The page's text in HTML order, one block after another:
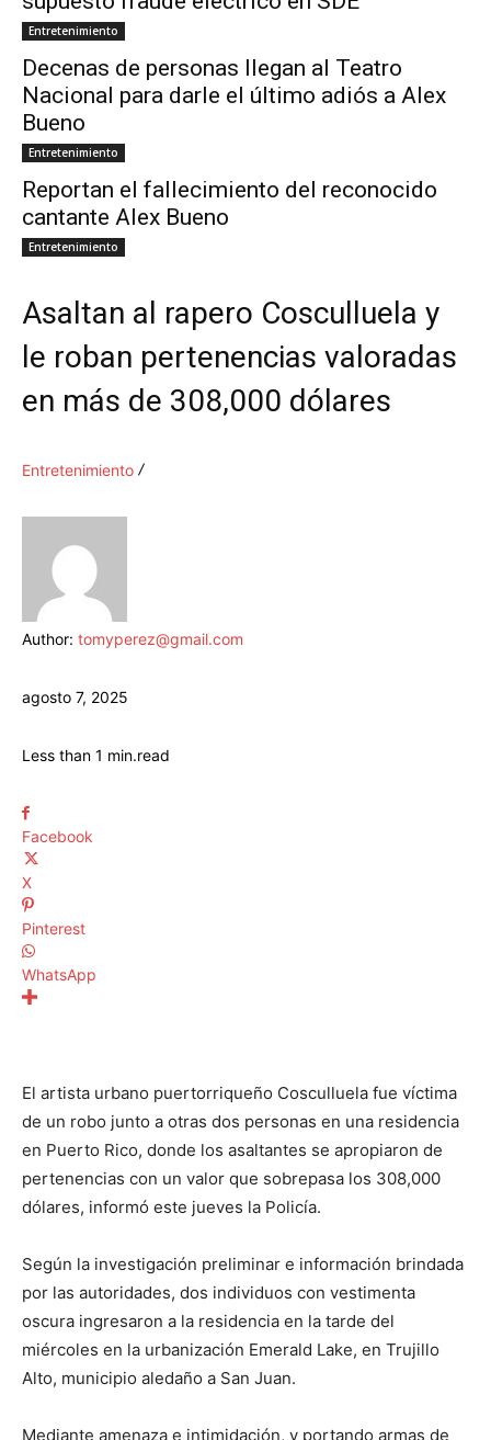
Entretenimiento
Decenas de personas llegan al Teatro
Nacional para darle el último adiós a Alex
Bueno
Entretenimiento
Reportan el fallecimiento del reconocido
cantante Alex Bueno
Entretenimiento
Asaltan al rapero Cosculluela y
le roban pertenencias valoradas
en más de 308,000 dólares
Entretenimiento
Author: tomyperez@gmail.com
agosto 7, 2025
Less than 1 min.read
Facebook
X
Pinterest
WhatsApp
El artista urbano puertorriqueño Cosculluela fue víctima
de un robo junto a otras dos personas en una residencia
en Puerto Rico, donde los asaltantes se apropiaron de
pertenencias con un valor que sobrepasa los 308,000
dólares, informó este jueves la Policía.
Según la investigación preliminar e información brindada
por las autoridades, dos individuos con vestimenta
oscura ingresaron a la residencia en la tarde del
miércoles en la urbanización Emerald Lake, en Trujillo
Alto, municipio aledaño a San Juan.
Mediante amenaza e intimidación, y portando armas de